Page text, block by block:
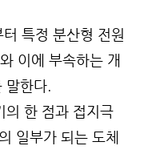
특정 분산형 전원
이에 부속하는 개
말한다.
의 한 점과 접지극
일부가 되는 도체